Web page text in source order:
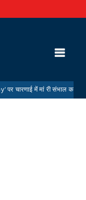
संभाल कार्यक्रम आयोजित